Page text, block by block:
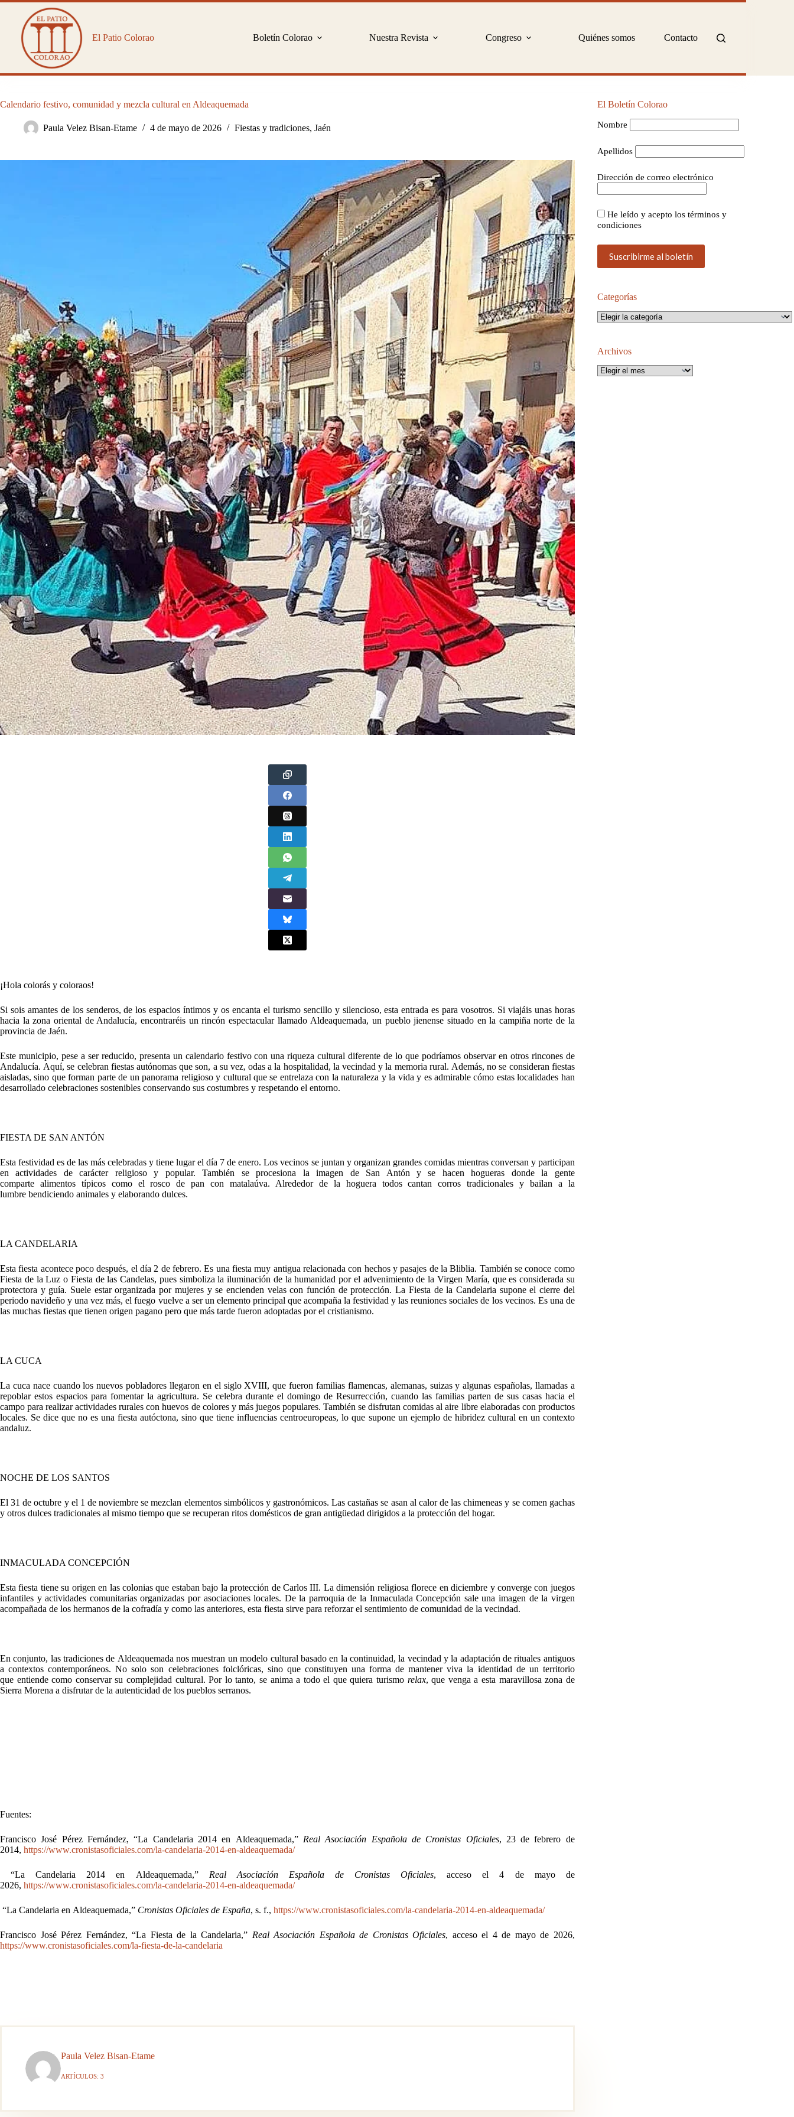
Saltar
contenido
El Patio Colorao
Boletín Colorao Nuestra Revista Congreso Quiénes somos Contacto
Calendario festivo, comunidad y mezcla cultural en Aldeaquemada
Paula Velez Bisan-Etame 4 de mayo de 2026 Fiestas y tradiciones, Jaén
¡Hola colorás y coloraos!
Si sois amantes de los senderos, de los espacios íntimos y os encanta el turismo sencillo y silencioso, esta entrada es para vosotros. Si viajáis unas horas
hacia la zona oriental de Andalucía, encontraréis un rincón espectacular llamado Aldeaquemada, un pueblo jienense situado en la campiña norte de la
provincia de Jaén.
Este municipio, pese a ser reducido, presenta un calendario festivo con una riqueza cultural diferente de lo que podríamos observar en otros rincones de
Andalucía. Aquí, se celebran fiestas autónomas que son, a su vez, odas a la hospitalidad, la vecindad y la memoria rural. Además, no se consideran fiestas
aisladas, sino que forman parte de un panorama religioso y cultural que se entrelaza con la naturaleza y la vida y es admirable cómo estas localidades han
desarrollado celebraciones sostenibles conservando sus costumbres y respetando el entorno.
FIESTA DE SAN ANTÓN
Esta festividad es de las más celebradas y tiene lugar el día 7 de enero. Los vecinos se juntan y organizan grandes comidas mientras conversan y participan
en actividades de carácter religioso y popular. También se procesiona la imagen de San Antón y se hacen hogueras donde la gente
comparte alimentos típicos como el rosco de pan con matalaúva. Alrededor de la hoguera todos cantan corros tradicionales y bailan a la
lumbre bendiciendo animales y elaborando dulces.
LA CANDELARIA
Esta fiesta acontece poco después, el día 2 de febrero. Es una fiesta muy antigua relacionada con hechos y pasajes de la Bliblia. También se conoce como
Fiesta de la Luz o Fiesta de las Candelas, pues simboliza la iluminación de la humanidad por el advenimiento de la Virgen María, que es considerada su
protectora y guía. Suele estar organizada por mujeres y se encienden velas con función de protección. La Fiesta de la Candelaria supone el cierre del
periodo navideño y una vez más, el fuego vuelve a ser un elemento principal que acompaña la festividad y las reuniones sociales de los vecinos. Es una de
las muchas fiestas que tienen origen pagano pero que más tarde fueron adoptadas por el cristianismo.
LA CUCA
La cuca nace cuando los nuevos pobladores llegaron en el siglo XVIII, que fueron familias flamencas, alemanas, suizas y algunas españolas, llamadas a
repoblar estos espacios para fomentar la agricultura. Se celebra durante el domingo de Resurrección, cuando las familias parten de sus casas hacia el
campo para realizar actividades rurales con huevos de colores y más juegos populares. También se disfrutan comidas al aire libre elaboradas con productos
locales. Se dice que no es una fiesta autóctona, sino que tiene influencias centroeuropeas, lo que supone un ejemplo de hibridez cultural en un contexto
andaluz.
NOCHE DE LOS SANTOS
El 31 de octubre y el 1 de noviembre se mezclan elementos simbólicos y gastronómicos. Las castañas se asan al calor de las chimeneas y se comen gachas
y otros dulces tradicionales al mismo tiempo que se recuperan ritos domésticos de gran antigüedad dirigidos a la protección del hogar.
INMACULADA CONCEPCIÓN
Esta fiesta tiene su origen en las colonias que estaban bajo la protección de Carlos III. La dimensión religiosa florece en diciembre y converge con juegos
infantiles y actividades comunitarias organizadas por asociaciones locales. De la parroquia de la Inmaculada Concepción sale una imagen de la virgen
acompañada de los hermanos de la cofradía y como las anteriores, esta fiesta sirve para reforzar el sentimiento de comunidad de la vecindad.
En conjunto, las tradiciones de Aldeaquemada nos muestran un modelo cultural basado en la continuidad, la vecindad y la adaptación de rituales antiguos
a contextos contemporáneos. No solo son celebraciones folclóricas, sino que constituyen una forma de mantener viva la identidad de un territorio
que entiende como conservar su complejidad cultural. Por lo tanto, se anima a todo el que quiera turismo relax, que venga a esta maravillosa zona de
Sierra Morena a disfrutar de la autenticidad de los pueblos serranos.
Fuentes:
Francisco José Pérez Fernández, “La Candelaria 2014 en Aldeaquemada,” Real Asociación Española de Cronistas Oficiales, 23 de febrero de
2014, https://www.cronistasoficiales.com/la-candelaria-2014-en-aldeaquemada/
“La Candelaria 2014 en Aldeaquemada,” Real Asociación Española de Cronistas Oficiales, acceso el 4 de mayo de
2026, https://www.cronistasoficiales.com/la-candelaria-2014-en-aldeaquemada/
“La Candelaria en Aldeaquemada,” Cronistas Oficiales de España, s. f., https://www.cronistasoficiales.com/la-candelaria-2014-en-aldeaquemada/
Francisco José Pérez Fernández, “La Fiesta de la Candelaria,” Real Asociación Española de Cronistas Oficiales, acceso el 4 de mayo de 2026,
https://www.cronistasoficiales.com/la-fiesta-de-la-candelaria
Paula Velez Bisan-Etame
ARTÍCULOS: 3
El Boletín Colorao
Nombre
Apellidos
Dirección de correo electrónico
He leído y acepto los términos y
condiciones
Categorías
Categorías
Archivos
Archivos